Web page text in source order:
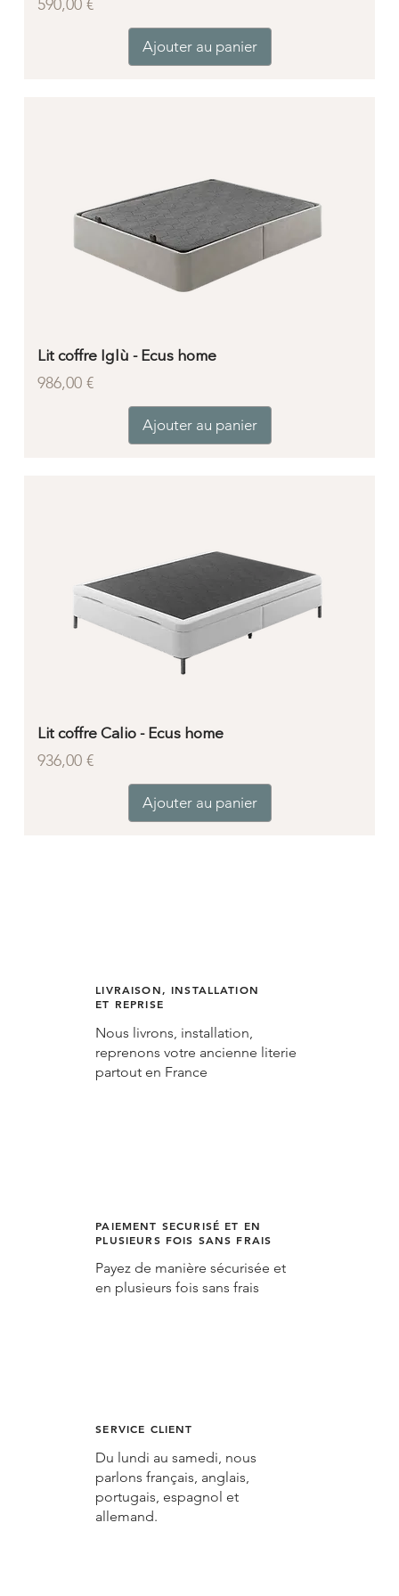
590,00 €
Ajouter au panier
Lit coffre Iglù - Ecus home
Prix
986,00 €
Ajouter au panier
Lit coffre Calio - Ecus home
Prix
936,00 €
Ajouter au panier
LIVRAISON, INSTALLATION
ET REPRISE
Nous livrons, installation,
reprenons votre ancienne literie
partout en France
PAIEMENT SECURISÉ ET EN
PLUSIEURS FOIS SANS FRAIS
Payez de manière sécurisée et
en plusieurs fois sans frais
SERVICE CLIENT
Du lundi au samedi, nous
parlons français, anglais,
portugais, espagnol et
allemand.